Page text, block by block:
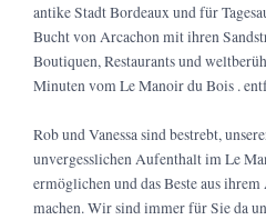
antike Stadt Bordeaux und für
Bucht von Arcachon mit ihren
Boutiquen, Restaurants und
Minuten vom Le Manoir du Bois .
Rob und Vanessa sind bestrebt,
unvergesslichen Aufenthalt im Le
ermöglichen und das Beste aus
machen. Wir sind immer für Sie da